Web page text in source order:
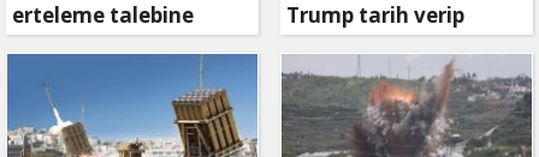
erteleme talebine
mahkemeden ret
Trump tarih verip
duyurdu: Savaş ne
zaman bitecek?